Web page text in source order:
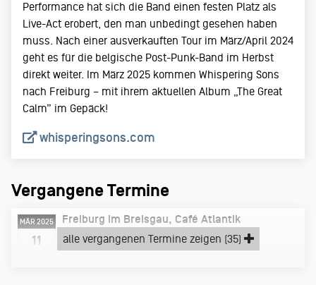
Performance hat sich die Band einen festen Platz als
Live-Act erobert, den man unbedingt gesehen haben
muss. Nach einer ausverkauften Tour im März/April 2024
geht es für die belgische Post-Punk-Band im Herbst
direkt weiter. Im März 2025 kommen Whispering Sons
nach Freiburg – mit ihrem aktuellen Album „The Great
Calm” im Gepäck!
whisperingsons.com
Vergangene Termine
MÄR 2025
11
Freiburg im Breisgau
Café Atlantik
Dienstag, 11.03.25
alle vergangenen Termine zeigen (35)